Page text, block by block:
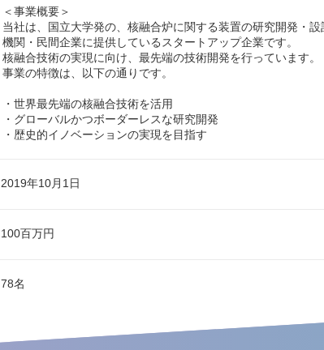
＜事業概要＞
当社は、国立大学発の、核融合炉に関する装置の研究開発・
機関・民間企業に提供しているスタートアップ企業です。
核融合技術の実現に向け、最先端の技術開発を行っています。
事業の特徴は、以下の通りです。
・世界最先端の核融合技術を活用
・グローバルかつボーダーレスな研究開発
・歴史的イノベーションの実現を目指す
2019年10月1日
100百万円
78名